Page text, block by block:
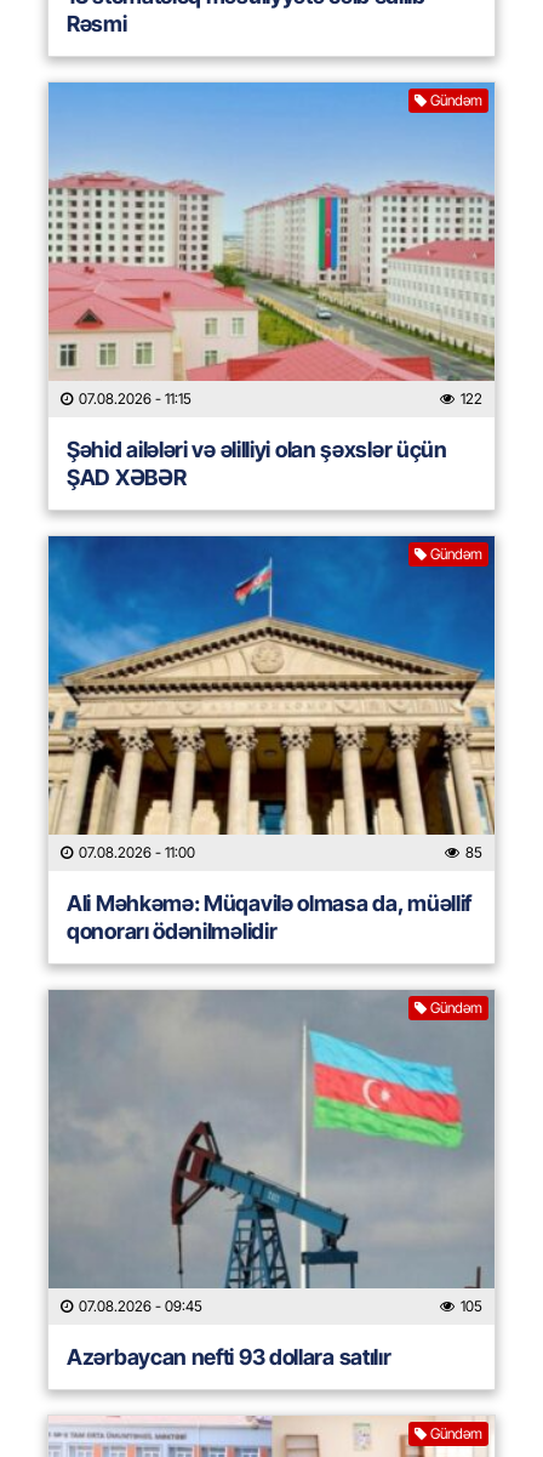
Rəsmi
Gündəm
07.08.2026 - 11:15 122
Şəhid ailələri və əlilliyi olan şəxslər üçün
ŞAD XƏBƏR
Gündəm
07.08.2026 - 11:00 85
Ali Məhkəmə: Müqavilə olmasa da, müəllif
qonorarı ödənilməlidir
Gündəm
07.08.2026 - 09:45 105
Azərbaycan nefti 93 dollara satılır
Gündəm